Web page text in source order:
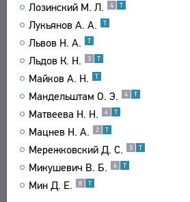
Лозинский М. Л. 4 Т
Лукьянов А. А. Т
Львов Н. А. Т
Льдов К. Н. 3 Т
Майков А. Н. Т
Мандельштам О. Э. 4 Т
Матвеева Н. Н. 4 Т
Мацнев Н. А. 2 Т
Мережковский Д. С. 3 Т
Микушевич В. Б. 6 Т
Мин Д. Е. 8 Т